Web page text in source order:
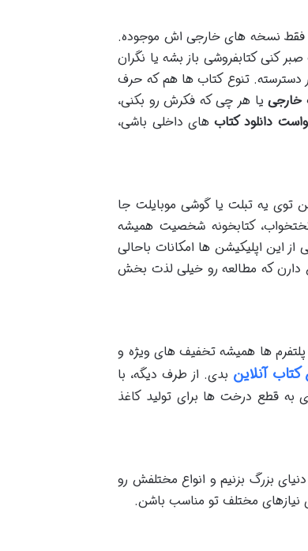
فقط نسخه های خارجی اش موجوده.
کنی کتابفروشی باز بشه یا نگران
دسترسته. تنوع کتاب ها هم که حرف
خارجییا هر چی که فکرش رو بکنی،
دانلود کتابهای داخلی باشی،
توی یه تبلت یا گوشی موبایلت جا
کتابخونه شخصیت همیشه
این اپلیکیشن ها امکانات باحالی
دارن که مطالعه رو خیلی لذت بخش
ها همیشه تخفیف های ویژه و
آنلاین بدی. از طرف دیگه، با
قطع درخت ها برای تولید کاغذ
بزرگ بزنیم و انواع مختلفش رو
نیازهای مختلف تو مناسب باشن.